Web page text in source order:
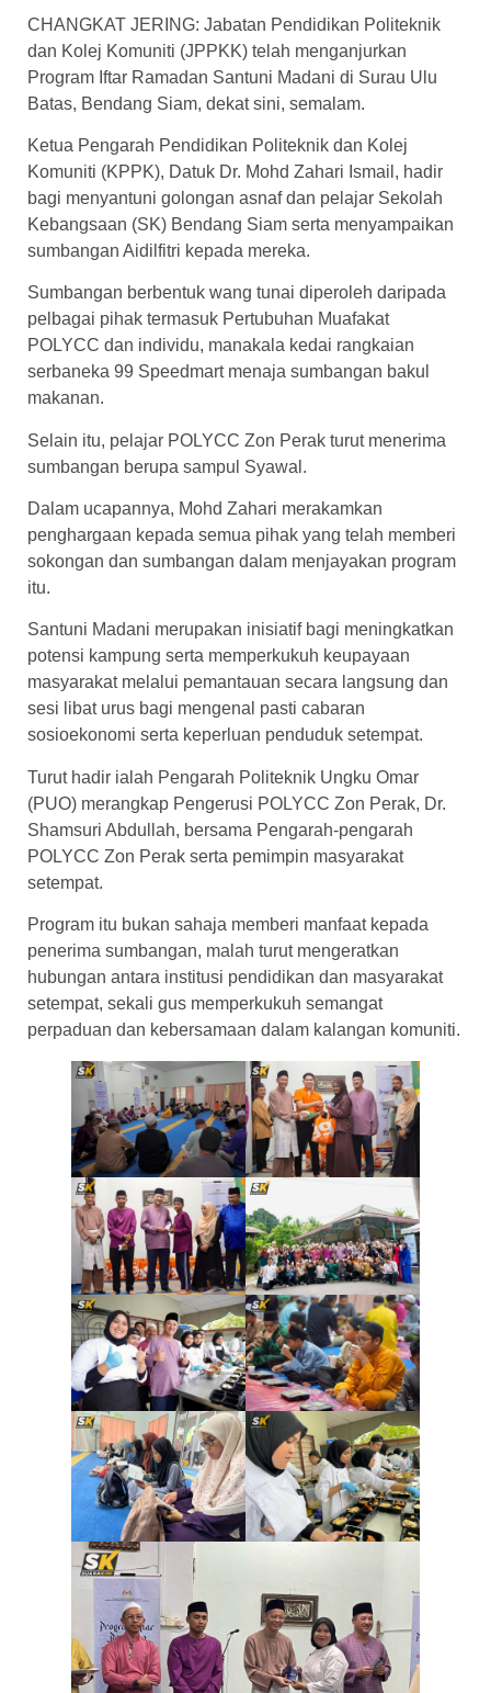
CHANGKAT JERING: Jabatan Pendidikan Politeknik
dan Kolej Komuniti (JPPKK) telah menganjurkan
Program Iftar Ramadan Santuni Madani di Surau Ulu
Batas, Bendang Siam, dekat sini, semalam.
Ketua Pengarah Pendidikan Politeknik dan Kolej
Komuniti (KPPK), Datuk Dr. Mohd Zahari Ismail, hadir
bagi menyantuni golongan asnaf dan pelajar Sekolah
Kebangsaan (SK) Bendang Siam serta menyampaikan
sumbangan Aidilfitri kepada mereka.
Sumbangan berbentuk wang tunai diperoleh daripada
pelbagai pihak termasuk Pertubuhan Muafakat
POLYCC dan individu, manakala kedai rangkaian
serbaneka 99 Speedmart menaja sumbangan bakul
makanan.
Selain itu, pelajar POLYCC Zon Perak turut menerima
sumbangan berupa sampul Syawal.
Dalam ucapannya, Mohd Zahari merakamkan
penghargaan kepada semua pihak yang telah memberi
sokongan dan sumbangan dalam menjayakan program
itu.
Santuni Madani merupakan inisiatif bagi meningkatkan
potensi kampung serta memperkukuh keupayaan
masyarakat melalui pemantauan secara langsung dan
sesi libat urus bagi mengenal pasti cabaran
sosioekonomi serta keperluan penduduk setempat.
Turut hadir ialah Pengarah Politeknik Ungku Omar
(PUO) merangkap Pengerusi POLYCC Zon Perak, Dr.
Shamsuri Abdullah, bersama Pengarah-pengarah
POLYCC Zon Perak serta pemimpin masyarakat
setempat.
Program itu bukan sahaja memberi manfaat kepada
penerima sumbangan, malah turut mengeratkan
hubungan antara institusi pendidikan dan masyarakat
setempat, sekali gus memperkukuh semangat
perpaduan dan kebersamaan dalam kalangan komuniti.